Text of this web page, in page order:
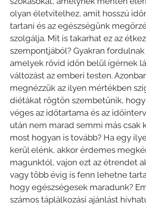
olyan életvitelhez, amit hosszú
tartani és az egészségünk
szolgálja. Mit is takarhat ez az
szempontjából? Gyakran
amelyek rövid időn belül ígérnek
változást az emberi testen.
megnézzük az ilyen mértékben
diétákat rögtön szembetűnik,
véges az időtartama és az
után nem marad semmi más csak
most hogyan is tovább? Ha egy
kerül elénk, akkor érdemes
magunktól, vajon ezt az étrendet
vagy több évig is fenn lehetne
hogy egészségesek maradunk?
számos táplálkozási ajánlást